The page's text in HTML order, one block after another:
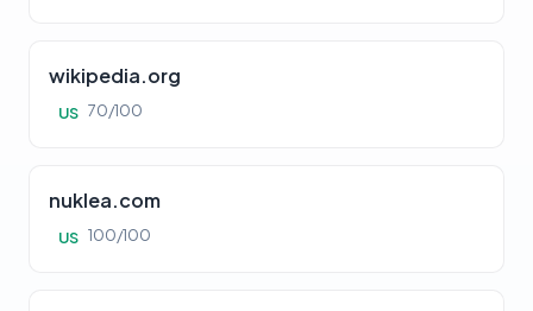
wikipedia.org
US 70/100
nuklea.com
US 100/100